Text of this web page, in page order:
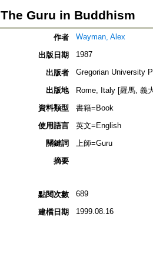
The Guru in Buddhism
作者 Wayman, Alex
出版日期 1987
出版者 Gregorian University
出版地
Rome, Italy [羅馬, 義
資料類型
書籍=Book
使用語言
英文=English
關鍵詞
上師=Guru
摘要
點閱次數 689
建檔日期 1999.08.16